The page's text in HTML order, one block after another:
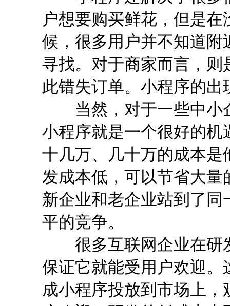
户想要购买鲜花，但是
候，很多用户并不知道
寻找。对于商家而言，
此错失订单。小程序的
当然，对于一些中小
小程序就是一个很好的
十几万、几十万的成本
发成本低，可以节省大
新企业和老企业站到了
平的竞争。
很多互联网企业在研
保证它就能受用户欢迎
成小程序投放到市场上